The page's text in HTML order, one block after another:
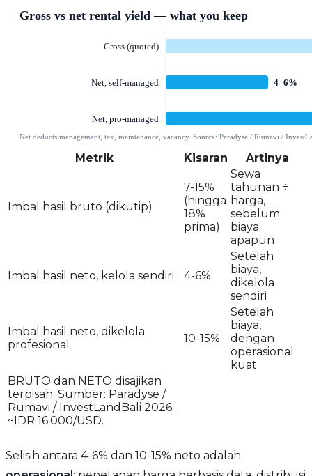
Metrik Kisaran Artinya
Imbal hasil bruto (dikutip)
7-15%
(hingga
18%
prima)
Sewa
tahunan ÷
harga,
sebelum
biaya
apapun
Imbal hasil neto, kelola sendiri 4-6%
Setelah
biaya,
dikelola
sendiri
Imbal hasil neto, dikelola
profesional
10-15%
Setelah
biaya,
dengan
operasional
kuat
BRUTO dan NETO disajikan
terpisah. Sumber: Paradyse /
Rumavi / InvestLandBali 2026.
~IDR 16.000/USD.
Selisih antara 4-6% dan 10-15% neto adalah